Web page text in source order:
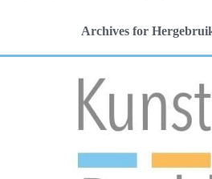
Archives for